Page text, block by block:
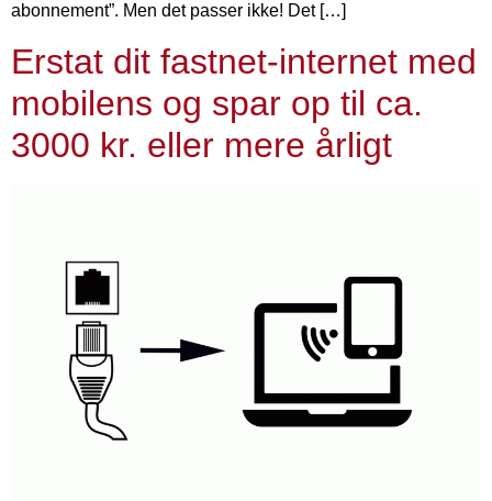
abonnement”. Men det passer ikke! Det […]
Erstat dit fastnet-internet med
mobilens og spar op til ca.
3000 kr. eller mere årligt